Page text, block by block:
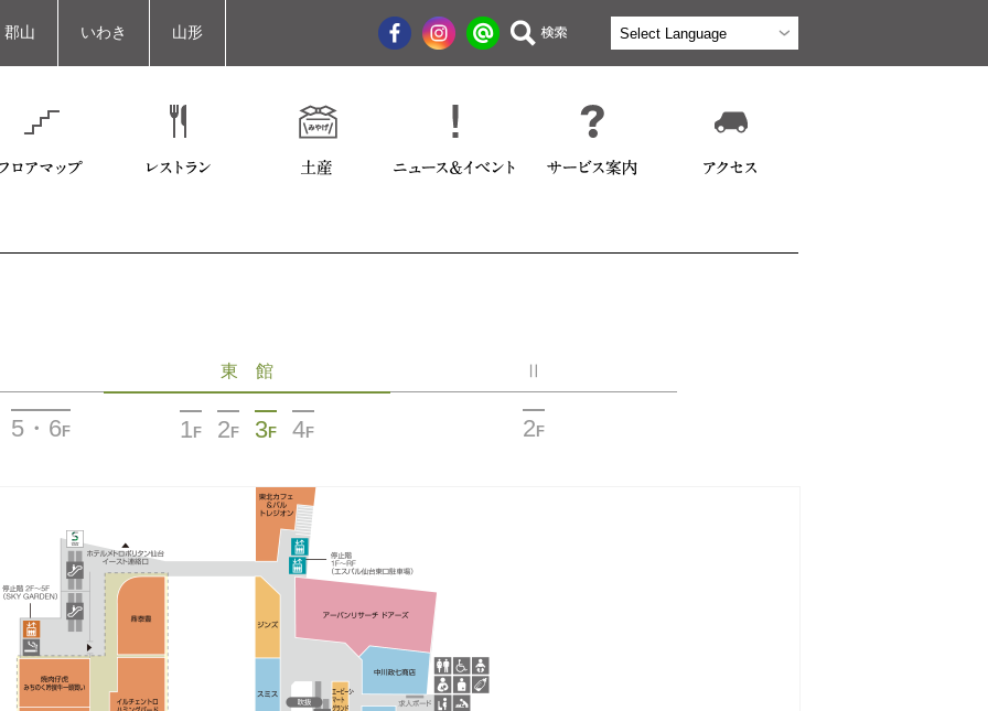
郡山 いわき 山形
5・6F
東 館
1 F 2 F 3F 4F
Ⅱ
2 F